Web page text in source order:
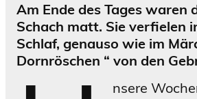
Am Ende des Tages waren
Schach matt. Sie verfielen
Schlaf, genauso wie im
Dornröschen “ von den
nsere